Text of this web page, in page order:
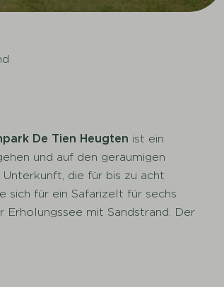
De Tien Heugten ist ein
und auf den geräumigen
die für bis zu acht
sich für ein Safarizelt für sechs
Erholungssee mit Sandstrand. Der